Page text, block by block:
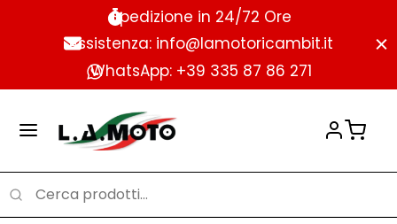
Spedizione in 24/72 Ore
Assistenza: info@lamotoricambit.it
WhatsApp: +39 335 87 86 271